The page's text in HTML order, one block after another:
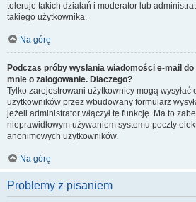
toleruje takich działań i moderator lub
takiego użytkownika.
Na górę
Podczas próby wysłania wiadomości e-mail
mnie o zalogowanie. Dlaczego?
Tylko zarejestrowani użytkownicy mogą wysyłać
użytkowników przez wbudowany formularz
jeżeli administrator włączył tę funkcję. Ma to
nieprawidłowym używaniem systemu poczty
anonimowych użytkowników.
Na górę
Problemy z pisaniem